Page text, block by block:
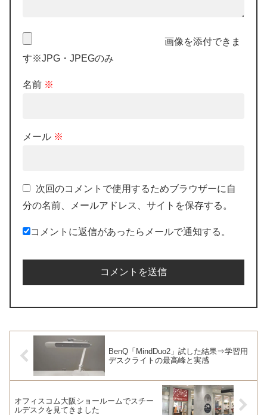
画像を添付できま
す※JPG・JPEGのみ
名前 ※
メール ※
次回のコメントで使用するためブラウザーに自
分の名前、メールアドレス、サイトを保存する。
コメントに返信があったらメールで通知する。
BenQ「MindDuo2」試した結果⇒学習用
デスクライトの最高峰と実感
オフィスコム大阪ショールームでスチー
ルデスクを見てきました